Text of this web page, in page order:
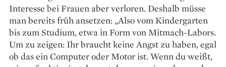
Interesse bei Frauen aber verloren. Deshalb müsse
man bereits früh ansetzen: „Also vom Kindergarten
bis zum Studium, etwa in Form von Mitmach-Labors.
Um zu zeigen: Ihr braucht keine Angst zu haben, egal
ob das ein Computer oder Motor ist. Wenn du weißt,